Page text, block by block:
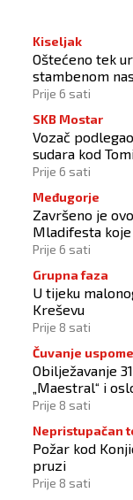
Kiseljak
Oštećeno tek
stambenom
Prije 6 sati
SKB Mostar
Vozač
sudara kod
Prije 6 sati
Međugorje
Završeno je
Mladifesta
zemlje svijeta
Prije 6 sati
Grupna faza
U tijeku
Kreševu
Prije 8 sati
Čuvanje
Obilježavanje
„Maestral“ i
pokroviteljstvo
Prije 8 sati
Nepristupačan
Požar kod
pruzi
Prije 8 sati